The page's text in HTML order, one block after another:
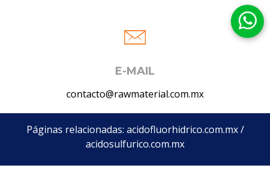
E-MAIL
contacto@rawmaterial.com.mx
Páginas relacionadas: acidofluorhidrico.com.mx/
acidosulfurico.com.mx